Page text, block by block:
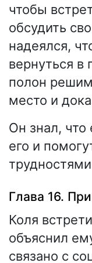
чтобы
обсудить
надеялся,
вернуться в
полон
место и
Он знал, что
его и
Глава 16.
Коля
объяснил
связано с